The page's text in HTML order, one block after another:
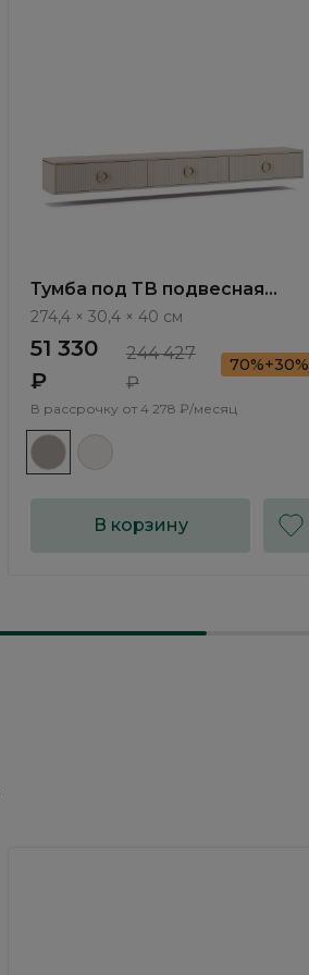
Тумба под ТВ подвесная
Тиара / Tiara RT413.3
274,4 × 30,4 × 40 см
51 330
₽
244 427
₽
70%+30%
В рассрочку от 4 278 ₽/месяц
В корзину